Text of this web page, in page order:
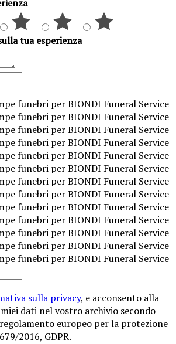
tua esperienza
sulla privacy, e acconsento alla
dati nel vostro archivio secondo
europeo per la protezione
2016, GDPR.